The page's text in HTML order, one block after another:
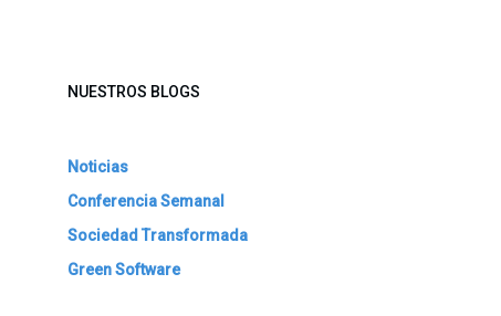
NUESTROS BLOGS
Noticias
Conferencia Semanal
Sociedad Transformada
Green Software